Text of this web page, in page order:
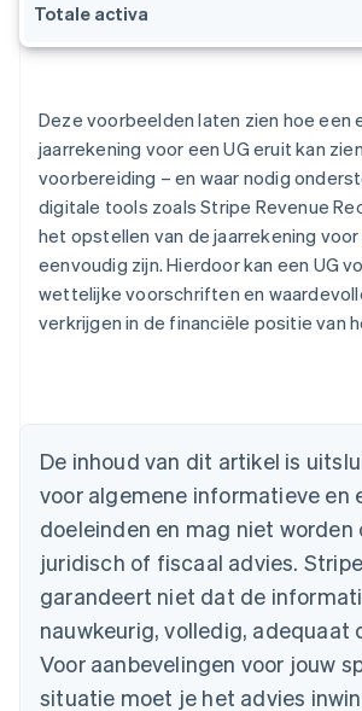
Totale activa
Deze voorbeelden laten zien hoe een
jaarrekening voor een UG eruit kan
voorbereiding – en waar nodig
digitale tools zoals Stripe Revenue
het opstellen van de jaarrekening voor
eenvoudig zijn. Hierdoor kan een UG
wettelijke voorschriften en
verkrijgen in de financiële positie van
De inhoud van dit artikel is
voor algemene informatieve en
doeleinden en mag niet worden
juridisch of fiscaal advies.
garandeert niet dat de
nauwkeurig, volledig, adequaat
Voor aanbevelingen voor jouw
situatie moet je het advies
English
Nederlands FrançaisDeutschEnglish
Brazilië
Português
Bulgarije
English
Canada
Cyprus
English
Denemarken